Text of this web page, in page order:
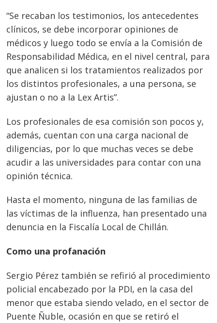
“Se recaban los testimonios, los antecedentes
clínicos, se debe incorporar opiniones de
médicos y luego todo se envía a la Comisión de
Responsabilidad Médica, en el nivel central, para
que analicen si los tratamientos realizados por
los distintos profesionales, a una persona, se
ajustan o no a la Lex Artis”.
Los profesionales de esa comisión son pocos y,
además, cuentan con una carga nacional de
diligencias, por lo que muchas veces se debe
acudir a las universidades para contar con una
opinión técnica.
Hasta el momento, ninguna de las familias de
las víctimas de la influenza, han presentado una
denuncia en la Fiscalía Local de Chillán.
Como una profanación
Sergio Pérez también se refirió al procedimiento
policial encabezado por la PDI, en la casa del
menor que estaba siendo velado, en el sector de
Puente Ñuble, ocasión en que se retiró el
entradas